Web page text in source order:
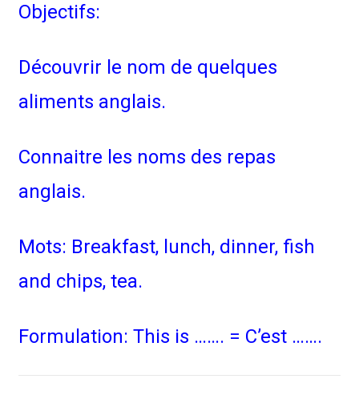
Objectifs:
Découvrir le nom de quelques
aliments anglais.
Connaitre les noms des repas
anglais.
Mots: Breakfast, lunch, dinner, fish
and chips, tea.
Formulation: This is ……. = C’est …….